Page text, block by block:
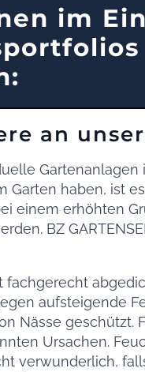
im
an
Garten haben, ist
einem erhöhten
BZ
aufsteigende
Nässe
Ursachen.
verwunderlich,